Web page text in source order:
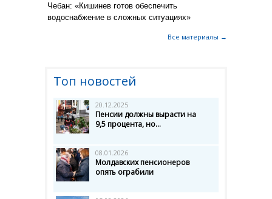
Чебан: «Кишинев готов обеспечить
водоснабжение в сложных ситуациях»
Все материалы →
Топ новостей
20.12.2025
Пенсии должны вырасти на
9,5 процента, но...
08.01.2026
Молдавских пенсионеров
опять ограбили